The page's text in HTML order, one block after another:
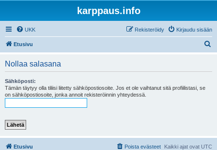
karppaus.info
UKK Kirjaudu sisään
Rekisteröidy
Etusivu
Nollaa salasana
Sähköposti:
Tämän täytyy olla tiliisi liitetty sähköpostiosoite. Jos et ole vaihtanut sitä profiilistasi, se
on sähköpostiosoite, jonka annoit rekisteröinnin yhteydessä.
Etusivu Kaikki ajat ovat UTC
Poista evästeet